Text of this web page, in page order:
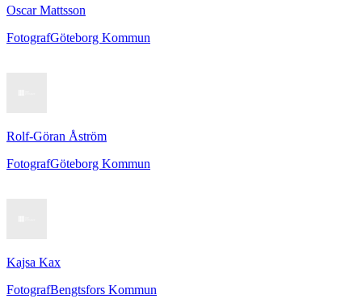
Oscar Mattsson
FotografGöteborg Kommun
Rolf-Göran Åström
FotografGöteborg Kommun
Kajsa Kax
FotografBengtsfors Kommun